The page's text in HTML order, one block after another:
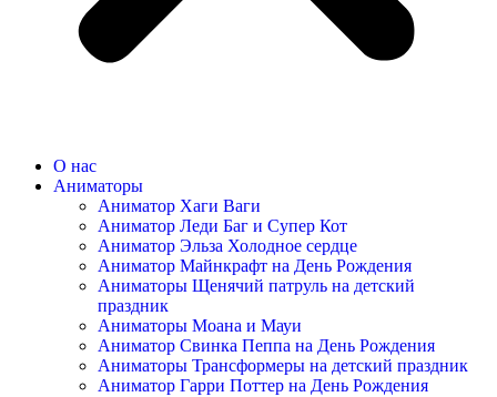
О нас
Аниматоры
Аниматор Хаги Ваги
Аниматор Леди Баг и Супер Кот
Аниматор Эльза Холодное сердце
Аниматор Майнкрафт на День Рождения
Аниматоры Щенячий патруль на детский
праздник
Аниматоры Моана и Мауи
Аниматор Свинка Пеппа на День Рождения
Аниматоры Трансформеры на детский праздник
Аниматор Гарри Поттер на День Рождения